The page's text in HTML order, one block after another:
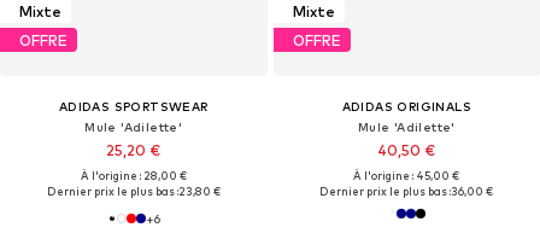
Mixte
OFFRE
ADIDAS SPORTSWEAR
Mule 'Adilette'
25,20 €
À l'origine : 28,00 €
Dernier prix le plus bas :23,80 €
+6
Mixte
OFFRE
ADIDAS ORIGINALS
Mule 'Adilette'
40,50 €
À l'origine : 45,00 €
Dernier prix le plus bas :36,00 €